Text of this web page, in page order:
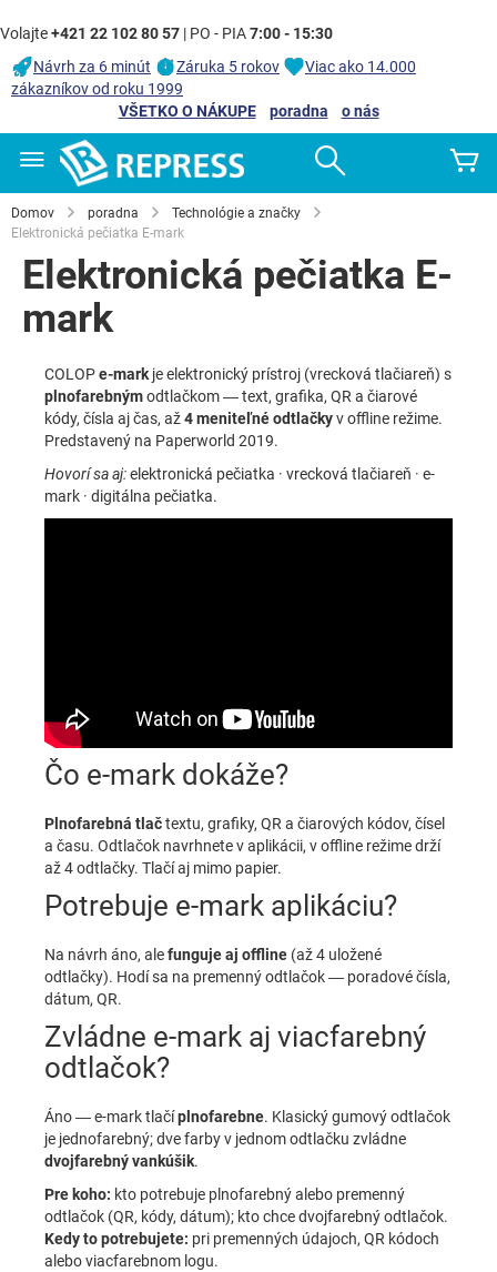
Volajte+421 22 102 80 57 | PO - PIA7:00 - 15:30
Návrh za 6 minút
Záruka 5 rokov
Viac ako 14.000
zákazníkov od roku 1999
VŠETKO O NÁKUPE
poradna
o nás
Domov poradna
Technológie a značky
Elektronická pečiatka E-mark
Elektronická pečiatka E-
mark
COLOPe-mark je elektronický prístroj (vrecková tlačiareň) s
plnofarebnýmodtlačkom — text, grafika, QR a čiarové
kódy, čísla aj čas, až4 meniteľné odtlačkyv offline režime.
Predstavený na Paperworld 2019.
Hovorí sa aj:elektronická pečiatka · vrecková tlačiareň · e-
mark · digitálna pečiatka.
Čo e-mark dokáže?
Plnofarebná tlačtextu, grafiky, QR a čiarových kódov, čísel
a času. Odtlačok navrhnete v aplikácii, v offline režime drží
až 4 odtlačky. Tlačí aj mimo papier.
Potrebuje e-mark aplikáciu?
Na návrh áno, alefunguje aj offline (až 4 uložené
odtlačky). Hodí sa na premenný odtlačok — poradové čísla,
dátum, QR.
Zvládne e-mark aj viacfarebný
odtlačok?
Áno — e-mark tlačíplnofarebne. Klasický gumový odtlačok
je jednofarebný; dve farby v jednom odtlačku zvládne
dvojfarebný vankúšik.
Pre koho: kto potrebuje plnofarebný alebo premenný
odtlačok (QR, kódy, dátum); kto chce dvojfarebný odtlačok.
Kedy to potrebujete: pri premenných údajoch, QR kódoch
alebo viacfarebnom logu.